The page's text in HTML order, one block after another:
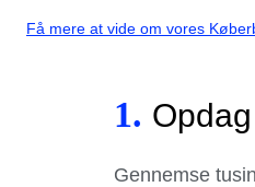
Få mere at vide om vores
1.
Gennemse